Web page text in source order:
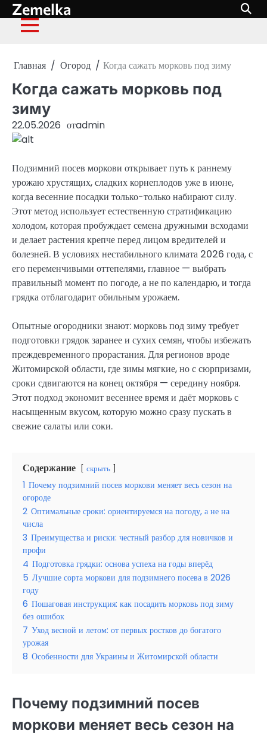
Перейти
к
содержимому
Zemelka
Главная Огород Когда сажать морковь под зиму
Когда сажать морковь под
зиму
22.05.2026 отadmin
Подзимний посев моркови открывает путь к раннему
урожаю хрустящих, сладких корнеплодов уже в июне,
когда весенние посадки только-только набирают силу.
Этот метод использует естественную стратификацию
холодом, которая пробуждает семена дружными всходами
и делает растения крепче перед лицом вредителей и
болезней. В условиях нестабильного климата 2026 года, с
его переменчивыми оттепелями, главное — выбрать
правильный момент по погоде, а не по календарю, и тогда
грядка отблагодарит обильным урожаем.
Опытные огородники знают: морковь под зиму требует
подготовки грядок заранее и сухих семян, чтобы избежать
преждевременного прорастания. Для регионов вроде
Житомирской области, где зимы мягкие, но с сюрпризами,
сроки сдвигаются на конец октября — середину ноября.
Этот подход экономит весеннее время и даёт морковь с
насыщенным вкусом, которую можно сразу пускать в
свежие салаты или соки.
Содержание скрыть
1 Почему подзимний посев моркови меняет весь сезон на
огороде
2 Оптимальные сроки: ориентируемся на погоду, а не на
числа
3 Преимущества и риски: честный разбор для новичков и
профи
4 Подготовка грядки: основа успеха на годы вперёд
5 Лучшие сорта моркови для подзимнего посева в 2026
году
6 Пошаговая инструкция: как посадить морковь под зиму
без ошибок
7 Уход весной и летом: от первых ростков до богатого
урожая
8 Особенности для Украины и Житомирской области
Почему подзимний посев
моркови меняет весь сезон на